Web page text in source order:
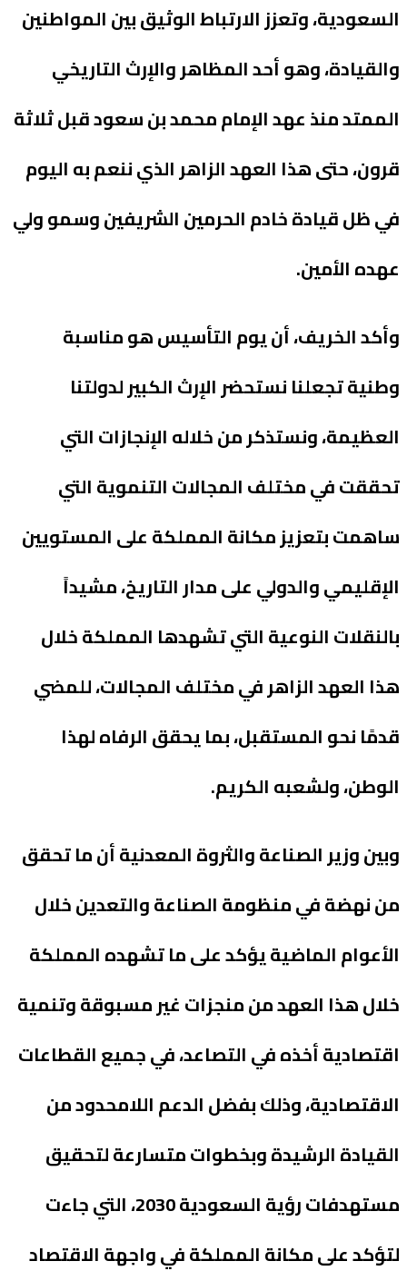
السعودية، وتعزز الارتباط الوثيق بين المواطنين
والقيادة، وهو أحد المظاهر والإرث التاريخي
الممتد منذ عهد الإمام محمد بن سعود قبل ثلاثة
قرون، حتى هذا العهد الزاهر الذي ننعم به اليوم
في ظل قيادة خادم الحرمين الشريفين وسمو ولي
عهده الأمين.
وأكد الخريف، أن يوم التأسيس هو مناسبة
وطنية تجعلنا نستحضر الإرث الكبير لدولتنا
العظيمة، ونستذكر من خلاله الإنجازات التي
تحققت في مختلف المجالات التنموية التي
ساهمت بتعزيز مكانة المملكة على المستويين
الإقليمي والدولي على مدار التاريخ، مشيداً
بالنقلات النوعية التي تشهدها المملكة خلال
هذا العهد الزاهر في مختلف المجالات، للمضي
قدمًا نحو المستقبل، بما يحقق الرفاه لهذا
الوطن، ولشعبه الكريم.
وبين وزير الصناعة والثروة المعدنية أن ما تحقق
من نهضة في منظومة الصناعة والتعدين خلال
الأعوام الماضية يؤكد على ما تشهده المملكة
خلال هذا العهد من منجزات غير مسبوقة وتنمية
اقتصادية أخذه في التصاعد، في جميع القطاعات
الاقتصادية، وذلك بفضل الدعم اللامحدود من
القيادة الرشيدة وبخطوات متسارعة لتحقيق
مستهدفات رؤية السعودية 2030، التي جاءت
لتؤكد على مكانة المملكة في واجهة الاقتصاد